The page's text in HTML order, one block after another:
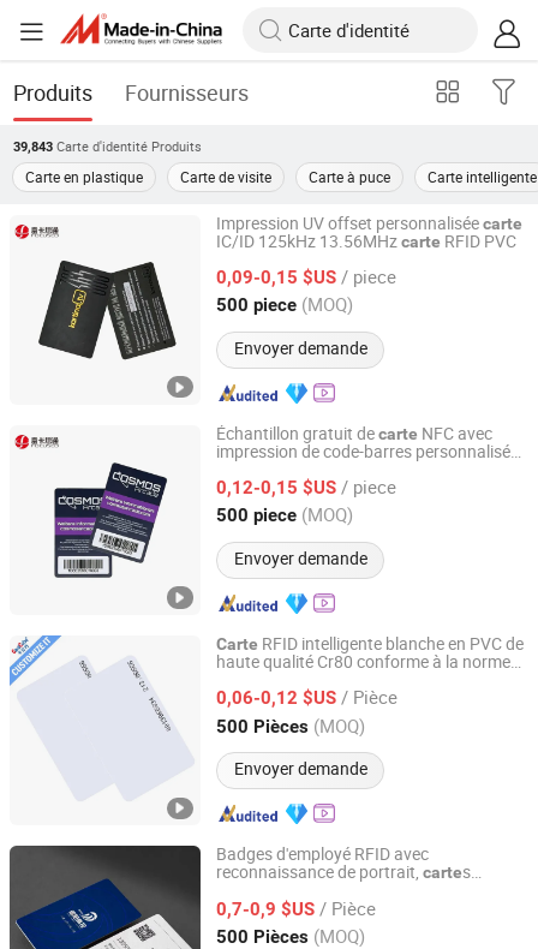
Produits Fournisseurs
39,843 Carte d'identité Produits
Carte en plastique Carte de visite Carte à puce Carte intelligente
Impression UV offset personnaliséecarte
IC/ID 125kHz 13.56MHzcarte RFID PVC
0,09-0,15 $US / piece
500 piece (MOQ)
Envoyer demande
Shenzhen Focused Smartech Co., Ltd.
Guangdong, China Depuis 2026
Échantillon gratuit decarte NFC avec
impression de code-barres personnalisé
0,12-0,15 $US / piece
500 piece (MOQ)
Envoyer demande
Shenzhen Focused Smartech Co., Ltd.
Guangdong, China Depuis 2026
Carte RFID intelligente blanche en PVC de
haute qualité Cr80 conforme à la norme
0,06-0,12 $US / Pièce
500 Pièces (MOQ)
Envoyer demande
Shenzhen Card Cube Smart Technology Co., Ltd.
Guangdong, China Depuis 2015
Badges d'employé RFID avec
reconnaissance de portrait, cartes
impression autonome
0,7-0,9 $US / Pièce
500 Pièces (MOQ)
Hebei Zhonghu Intelligent Technology Co., Ltd
Hebei, China Depuis 2025